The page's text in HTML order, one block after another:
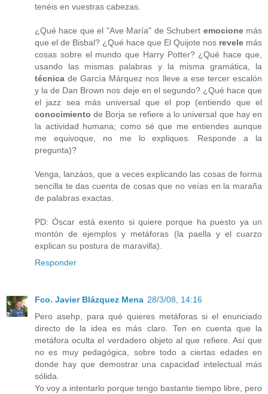
tenéis en vuestras cabezas.
¿Qué hace que el "Ave María" de Schubert emocionemás
que el de Bisbal? ¿Qué hace que El Quijote nos revele más
cosas sobre el mundo que Harry Potter? ¿Qué hace que,
usando las mismas palabras y la misma gramática, la
técnica de García Márquez nos lleve a ese tercer escalón
y la de Dan Brown nos deje en el segundo? ¿Qué hace que
el jazz sea más universal que el pop (entiendo que el
conocimiento de Borja se refiere a lo universal que hay en
la actividad humana; como sé que me entiendes aunque
me equivoque, no me lo expliques. Responde a la
pregunta)?
Venga, lanzáos, que a veces explicando las cosas de forma
sencilla te das cuenta de cosas que no veías en la maraña
de palabras exactas.
PD: Óscar está exento si quiere porque ha puesto ya un
montón de ejemplos y metáforas (la paella y el cuarzo
explican su postura de maravilla).
Responder
Fco. Javier Blázquez Mena 28/3/08, 14:16
Pero asehp, para qué quieres metáforas si el enunciado
directo de la idea es más claro. Ten en cuenta que la
metáfora oculta el verdadero objeto al que refiere. Así que
no es muy pedagógica, sobre todo a ciertas edades en
donde hay que demostrar una capacidad intelectual más
sólida.
Yo voy a intentarlo porque tengo bastante tiempo libre, pero